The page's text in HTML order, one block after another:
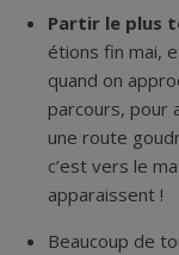
Partir le plus
étions fin mai,
quand on
parcours, pour
une route
c’est vers le
apparaissent !
Beaucoup de